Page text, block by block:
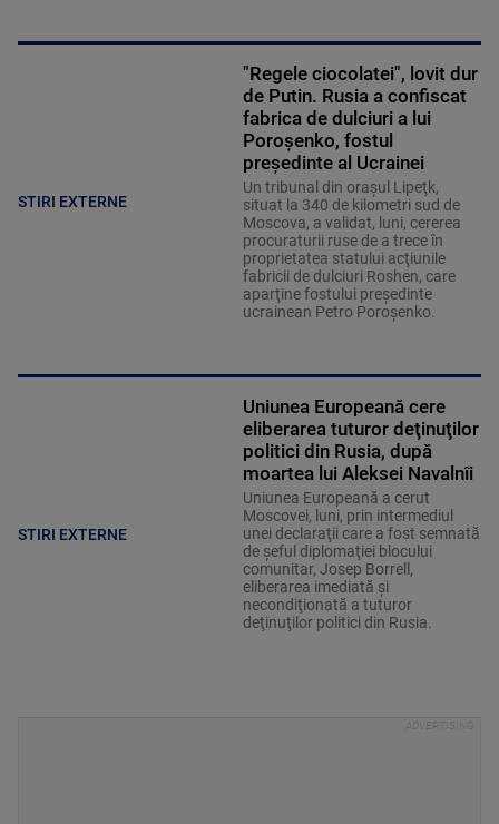
STIRI EXTERNE
"Regele ciocolatei", lovit dur
de Putin. Rusia a confiscat
fabrica de dulciuri a lui
Poroşenko, fostul
preşedinte al Ucrainei
Un tribunal din oraşul Lipeţk,
situat la 340 de kilometri sud de
Moscova, a validat, luni, cererea
procuraturii ruse de a trece în
proprietatea statului acţiunile
fabricii de dulciuri Roshen, care
aparţine fostului preşedinte
ucrainean Petro Poroşenko.
STIRI EXTERNE
Uniunea Europeană cere
eliberarea tuturor deţinuţilor
politici din Rusia, după
moartea lui Aleksei Navalnîi
Uniunea Europeană a cerut
Moscovei, luni, prin intermediul
unei declaraţii care a fost semnată
de şeful diplomaţiei blocului
comunitar, Josep Borrell,
eliberarea imediată şi
necondiţionată a tuturor
deţinuţilor politici din Rusia.